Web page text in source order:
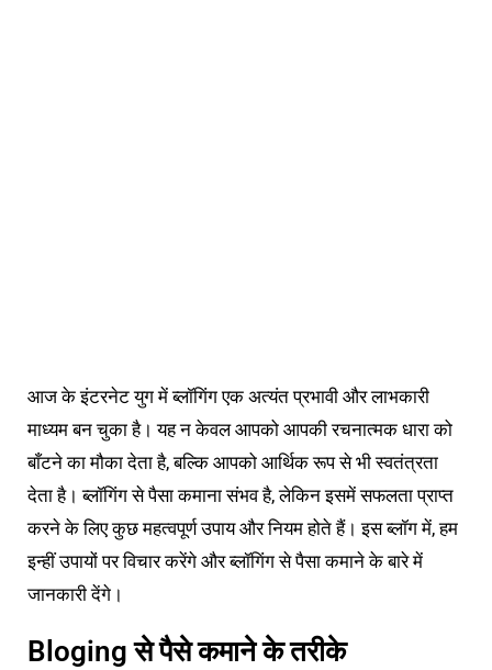
आज के इंटरनेट युग में ब्लॉगिंग एक अत्यंत प्रभावी और लाभकारी
माध्यम बन चुका है। यह न केवल आपको आपकी रचनात्मक धारा को
बाँटने का मौका देता है, बल्कि आपको आर्थिक रूप से भी स्वतंत्रता
देता है। ब्लॉगिंग से पैसा कमाना संभव है, लेकिन इसमें सफलता प्राप्त
करने के लिए कुछ महत्वपूर्ण उपाय और नियम होते हैं। इस ब्लॉग में, हम
इन्हीं उपायों पर विचार करेंगे और ब्लॉगिंग से पैसा कमाने के बारे में
जानकारी देंगे।
Bloging से पैसे कमाने के तरीके